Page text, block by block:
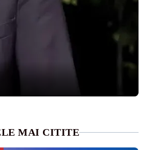
MAI CITITE